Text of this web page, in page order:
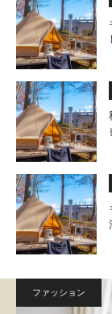
ファッション